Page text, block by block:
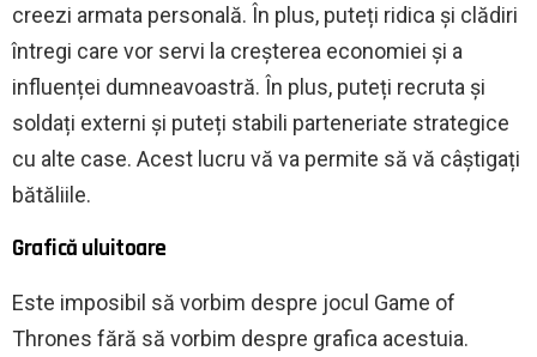
creezi armata personală. În plus, puteți ridica și clădiri
întregi care vor servi la creșterea economiei și a
influenței dumneavoastră. În plus, puteți recruta și
soldați externi și puteți stabili parteneriate strategice
cu alte case. Acest lucru vă va permite să vă câștigați
bătăliile.
Grafică uluitoare
Este imposibil să vorbim despre jocul Game of
Thrones fără să vorbim despre grafica acestuia.